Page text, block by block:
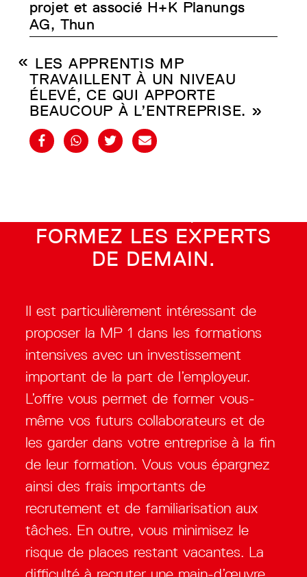
projet et associé H+K Planungs
AG, Thun
LES APPRENTIS MP
TRAVAILLENT À UN NIVEAU
ÉLEVÉ, CE QUI APPORTE
BEAUCOUP À L’ENTREPRISE. »
FORMEZ LES EXPERTS
DE DEMAIN.
Il est particulièrement intéressant de
proposer la MP 1 dans les formations
intensives avec un investissement
important de la part de l’employeur.
L’offre vous permet de former vous-
même vos futurs collaborateurs et de
les garder dans votre entreprise à la fin
de leur formation. Vous vous épargnez
ainsi des frais importants de
recrutement et de familiarisation aux
tâches. En outre, vous minimisez le
risque de places restant vacantes. La